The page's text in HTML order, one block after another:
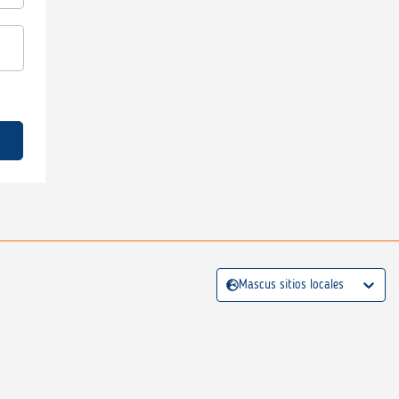
Mascus sitios locales